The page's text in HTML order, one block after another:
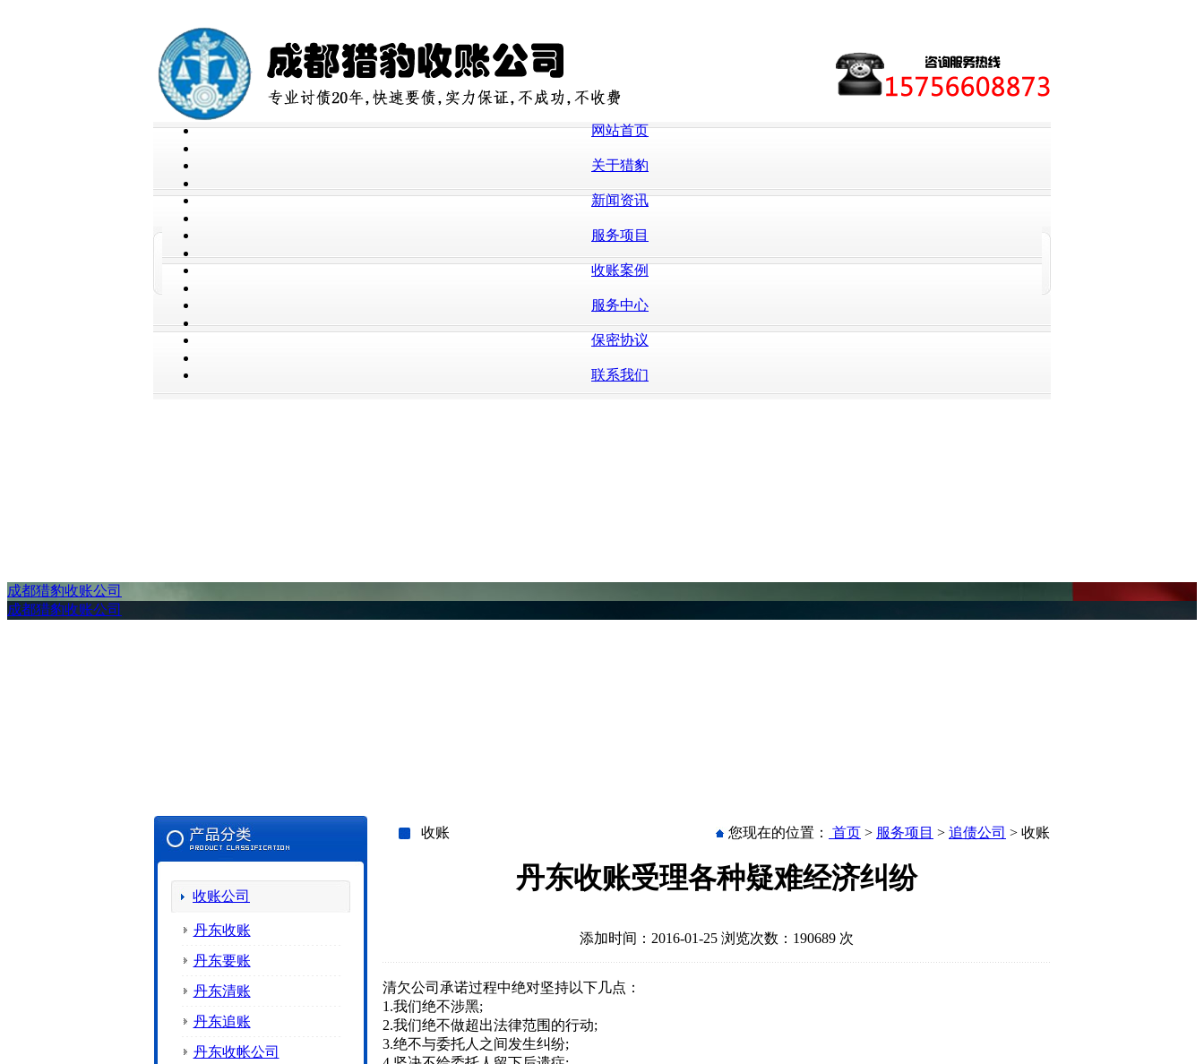
网站首页
关于猎豹
新闻资讯
服务项目
收账案例
服务中心
保密协议
联系我们
成都猎豹收账公司
成都猎豹收账公司
收账公司
丹东收账
丹东要账
丹东清账
丹东追账
丹东收帐公司
收账 您现在的位置： 首页 > 服务项目 > 追债公司 > 收账
丹东收账受理各种疑难经济纠纷
添加时间：2016-01-25 浏览次数：190689 次
清欠公司承诺过程中绝对坚持以下几点：
1.我们绝不涉黑;
2.我们绝不做超出法律范围的行动;
3.绝不与委托人之间发生纠纷;